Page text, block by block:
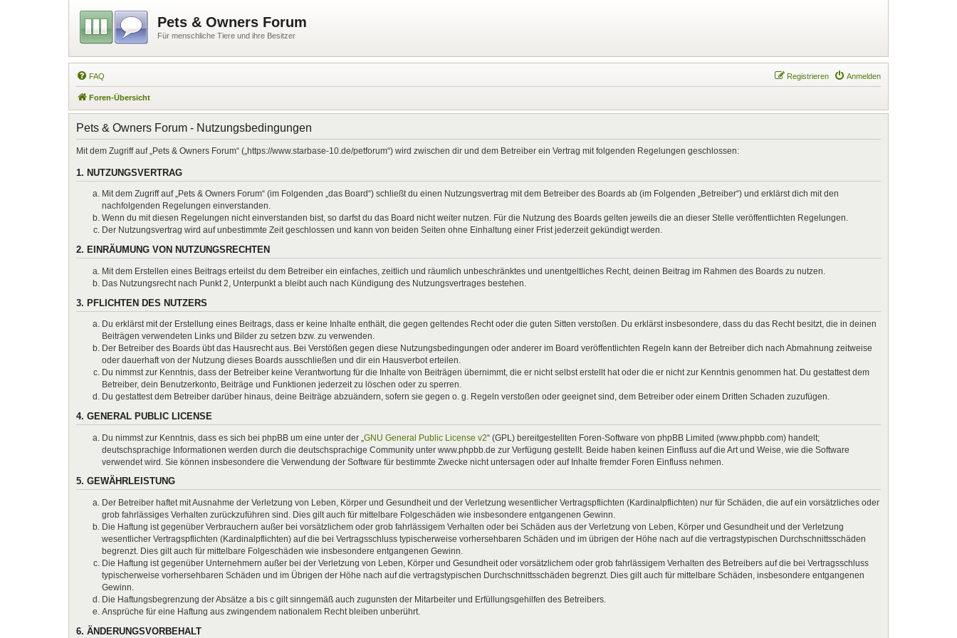
Pets & Owners Forum
Für menschliche Tiere und ihre Besitzer
FAQ Anmelden
Registrieren
Foren-Übersicht
Pets & Owners Forum - Nutzungsbedingungen
Mit dem Zugriff auf „Pets & Owners Forum“ („https://www.starbase-10.de/petforum“) wird zwischen dir und dem Betreiber ein Vertrag mit folgenden Regelungen geschlossen:
1. NUTZUNGSVERTRAG
Mit dem Zugriff auf „Pets & Owners Forum“ (im Folgenden „das Board“) schließt du einen Nutzungsvertrag mit dem Betreiber des Boards ab (im Folgenden „Betreiber“) und erklärst dich mit den
nachfolgenden Regelungen einverstanden.
Wenn du mit diesen Regelungen nicht einverstanden bist, so darfst du das Board nicht weiter nutzen. Für die Nutzung des Boards gelten jeweils die an dieser Stelle veröffentlichten Regelungen.
Der Nutzungsvertrag wird auf unbestimmte Zeit geschlossen und kann von beiden Seiten ohne Einhaltung einer Frist jederzeit gekündigt werden.
2. EINRÄUMUNG VON NUTZUNGSRECHTEN
Mit dem Erstellen eines Beitrags erteilst du dem Betreiber ein einfaches, zeitlich und räumlich unbeschränktes und unentgeltliches Recht, deinen Beitrag im Rahmen des Boards zu nutzen.
Das Nutzungsrecht nach Punkt 2, Unterpunkt a bleibt auch nach Kündigung des Nutzungsvertrages bestehen.
3. PFLICHTEN DES NUTZERS
Du erklärst mit der Erstellung eines Beitrags, dass er keine Inhalte enthält, die gegen geltendes Recht oder die guten Sitten verstoßen. Du erklärst insbesondere, dass du das Recht besitzt, die in deinen
Beiträgen verwendeten Links und Bilder zu setzen bzw. zu verwenden.
Der Betreiber des Boards übt das Hausrecht aus. Bei Verstößen gegen diese Nutzungsbedingungen oder anderer im Board veröffentlichten Regeln kann der Betreiber dich nach Abmahnung zeitweise
oder dauerhaft von der Nutzung dieses Boards ausschließen und dir ein Hausverbot erteilen.
Du nimmst zur Kenntnis, dass der Betreiber keine Verantwortung für die Inhalte von Beiträgen übernimmt, die er nicht selbst erstellt hat oder die er nicht zur Kenntnis genommen hat. Du gestattest dem
Betreiber, dein Benutzerkonto, Beiträge und Funktionen jederzeit zu löschen oder zu sperren.
Du gestattest dem Betreiber darüber hinaus, deine Beiträge abzuändern, sofern sie gegen o. g. Regeln verstoßen oder geeignet sind, dem Betreiber oder einem Dritten Schaden zuzufügen.
4. GENERAL PUBLIC LICENSE
Du nimmst zur Kenntnis, dass es sich bei phpBB um eine unter der „ GNU General Public License v2“ (GPL) bereitgestellten Foren-Software von phpBB Limited (www.phpbb.com) handelt;
deutschsprachige Informationen werden durch die deutschsprachige Community unter www.phpbb.de zur Verfügung gestellt. Beide haben keinen Einfluss auf die Art und Weise, wie die Software
verwendet wird. Sie können insbesondere die Verwendung der Software für bestimmte Zwecke nicht untersagen oder auf Inhalte fremder Foren Einfluss nehmen.
5. GEWÄHRLEISTUNG
Der Betreiber haftet mit Ausnahme der Verletzung von Leben, Körper und Gesundheit und der Verletzung wesentlicher Vertragspflichten (Kardinalpflichten) nur für Schäden, die auf ein vorsätzliches oder
grob fahrlässiges Verhalten zurückzuführen sind. Dies gilt auch für mittelbare Folgeschäden wie insbesondere entgangenen Gewinn.
Die Haftung ist gegenüber Verbrauchern außer bei vorsätzlichem oder grob fahrlässigem Verhalten oder bei Schäden aus der Verletzung von Leben, Körper und Gesundheit und der Verletzung
wesentlicher Vertragspflichten (Kardinalpflichten) auf die bei Vertragsschluss typischerweise vorhersehbaren Schäden und im übrigen der Höhe nach auf die vertragstypischen Durchschnittsschäden
begrenzt. Dies gilt auch für mittelbare Folgeschäden wie insbesondere entgangenen Gewinn.
Die Haftung ist gegenüber Unternehmern außer bei der Verletzung von Leben, Körper und Gesundheit oder vorsätzlichem oder grob fahrlässigem Verhalten des Betreibers auf die bei Vertragsschluss
typischerweise vorhersehbaren Schäden und im Übrigen der Höhe nach auf die vertragstypischen Durchschnittsschäden begrenzt. Dies gilt auch für mittelbare Schäden, insbesondere entgangenen
Gewinn.
Die Haftungsbegrenzung der Absätze a bis c gilt sinngemäß auch zugunsten der Mitarbeiter und Erfüllungsgehilfen des Betreibers.
Ansprüche für eine Haftung aus zwingendem nationalem Recht bleiben unberührt.
6. ÄNDERUNGSVORBEHALT